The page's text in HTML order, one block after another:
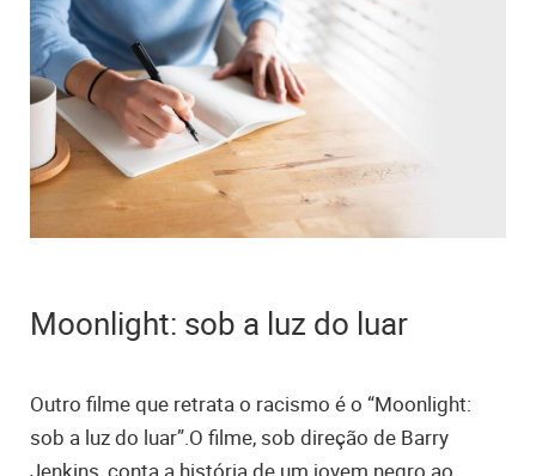
Moonlight: sob a luz do luar
Outro filme que retrata o racismo é o “Moonlight:
sob a luz do luar”.O filme, sob direção de Barry